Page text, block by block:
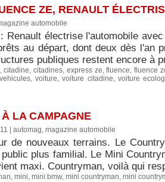
ZE, RENAULT
automobile
Renault électrise l'automobile
au départ, dont deux dès l'an
publiques restent encore à
,citadine,citadines, express ze,fluence,fluence
vehicules,voiture,voiture citadine, voiture
LA CAMPAGNE
automag, magazine automobile
de nouveaux terrains. Le
plus familial. Le Mini
maxi. Countryman, voilà qui
, mini, mini bmw, mini countryman, mini